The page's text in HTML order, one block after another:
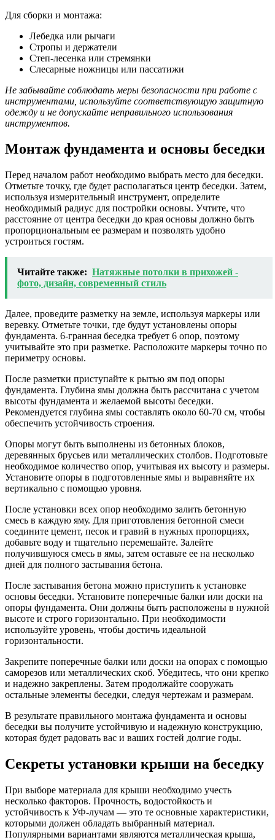
Для сборки и монтажа:
Лебедка или рычаги
Стропы и держатели
Степ-лесенка или стремянки
Слесарные ножницы или пассатижи
Не забывайте соблюдать меры безопасности при работе с
инструментами, используйте соответствующую защитную
одежду и не допускайте неправильного использования
инструментов.
Монтаж фундамента и основы беседки
Перед началом работ необходимо выбрать место для беседки.
Отметьте точку, где будет располагаться центр беседки. Затем,
используя измерительный инструмент, определите
необходимый радиус для постройки основы. Учтите, что
расстояние от центра беседки до края основы должно быть
пропорциональным ее размерам и позволять удобно
устроиться гостям.
Читайте также: Натяжные потолки в прихожей -
фото, дизайн, современный стиль
Далее, проведите разметку на земле, используя маркеры или
веревку. Отметьте точки, где будут установлены опоры
фундамента. 6-гранная беседка требует 6 опор, поэтому
учитывайте это при разметке. Расположите маркеры точно по
периметру основы.
После разметки приступайте к рытью ям под опоры
фундамента. Глубина ямы должна быть рассчитана с учетом
высоты фундамента и желаемой высоты беседки.
Рекомендуется глубина ямы составлять около 60-70 см, чтобы
обеспечить устойчивость строения.
Опоры могут быть выполнены из бетонных блоков,
деревянных брусьев или металлических столбов. Подготовьте
необходимое количество опор, учитывая их высоту и размеры.
Установите опоры в подготовленные ямы и выравняйте их
вертикально с помощью уровня.
После установки всех опор необходимо залить бетонную
смесь в каждую яму. Для приготовления бетонной смеси
соедините цемент, песок и гравий в нужных пропорциях,
добавьте воду и тщательно перемешайте. Залейте
получившуюся смесь в ямы, затем оставьте ее на несколько
дней для полного застывания бетона.
После застывания бетона можно приступить к установке
основы беседки. Установите поперечные балки или доски на
опоры фундамента. Они должны быть расположены в нужной
высоте и строго горизонтально. При необходимости
используйте уровень, чтобы достичь идеальной
горизонтальности.
Закрепите поперечные балки или доски на опорах с помощью
саморезов или металлических скоб. Убедитесь, что они крепко
и надежно закреплены. Затем продолжайте сооружать
остальные элементы беседки, следуя чертежам и размерам.
В результате правильного монтажа фундамента и основы
беседки вы получите устойчивую и надежную конструкцию,
которая будет радовать вас и ваших гостей долгие годы.
Секреты установки крыши на беседку
При выборе материала для крыши необходимо учесть
несколько факторов. Прочность, водостойкость и
устойчивость к УФ-лучам — это те основные характеристики,
которыми должен обладать выбранный материал.
Популярными вариантами являются металлическая крыша,